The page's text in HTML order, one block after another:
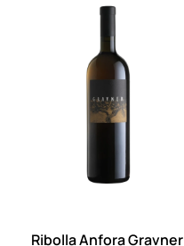
Ribolla Anfora Gravner